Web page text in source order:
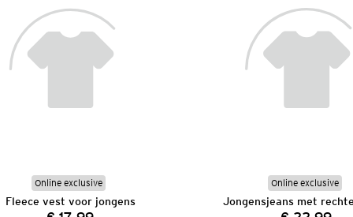
Online exclusive
Fleece vest voor jongens
Online exclusive
Jongensjeans met